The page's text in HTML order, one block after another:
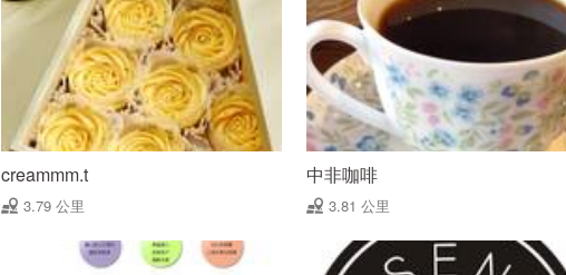
creammm.t
3.79 公里
中非咖啡
3.81 公里